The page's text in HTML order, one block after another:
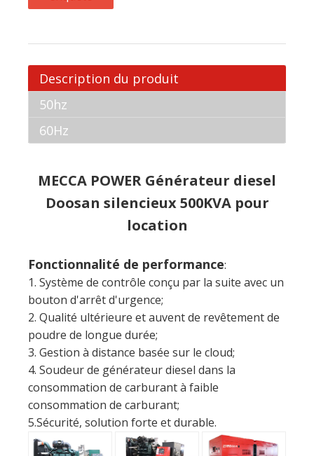
Description du produit
50hz
60Hz
MECCA POWER Générateur diesel
Doosan silencieux 500KVA pour
location
Fonctionnalité de performance:
1. Système de contrôle conçu par la suite avec un
bouton d'arrêt d'urgence;
2. Qualité ultérieure et auvent de revêtement de
poudre de longue durée;
3. Gestion à distance basée sur le cloud;
4. Soudeur de générateur diesel dans la
consommation de carburant à faible
consommation de carburant;
5.Sécurité, solution forte et durable.